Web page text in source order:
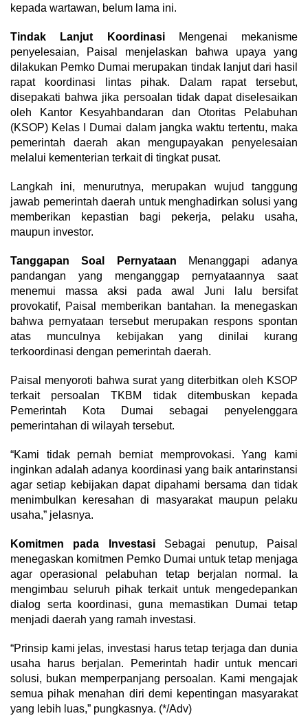
kepada wartawan, belum lama ini.
Tindak Lanjut KoordinasiMengenai mekanisme
penyelesaian, Paisal menjelaskan bahwa upaya yang
dilakukan Pemko Dumai merupakan tindak lanjut dari hasil
rapat koordinasi lintas pihak. Dalam rapat tersebut,
disepakati bahwa jika persoalan tidak dapat diselesaikan
oleh Kantor Kesyahbandaran dan Otoritas Pelabuhan
(KSOP) Kelas I Dumai dalam jangka waktu tertentu, maka
pemerintah daerah akan mengupayakan penyelesaian
melalui kementerian terkait di tingkat pusat.
Langkah ini, menurutnya, merupakan wujud tanggung
jawab pemerintah daerah untuk menghadirkan solusi yang
memberikan kepastian bagi pekerja, pelaku usaha,
maupun investor.
Tanggapan Soal Pernyataan Menanggapi adanya
pandangan yang menganggap pernyataannya saat
menemui massa aksi pada awal Juni lalu bersifat
provokatif, Paisal memberikan bantahan. Ia menegaskan
bahwa pernyataan tersebut merupakan respons spontan
atas munculnya kebijakan yang dinilai kurang
terkoordinasi dengan pemerintah daerah.
Paisal menyoroti bahwa surat yang diterbitkan oleh KSOP
terkait persoalan TKBM tidak ditembuskan kepada
Pemerintah Kota Dumai sebagai penyelenggara
pemerintahan di wilayah tersebut.
“Kami tidak pernah berniat memprovokasi. Yang kami
inginkan adalah adanya koordinasi yang baik antarinstansi
agar setiap kebijakan dapat dipahami bersama dan tidak
menimbulkan keresahan di masyarakat maupun pelaku
usaha,” jelasnya.
Komitmen pada InvestasiSebagai penutup, Paisal
menegaskan komitmen Pemko Dumai untuk tetap menjaga
agar operasional pelabuhan tetap berjalan normal. Ia
mengimbau seluruh pihak terkait untuk mengedepankan
dialog serta koordinasi, guna memastikan Dumai tetap
menjadi daerah yang ramah investasi.
“Prinsip kami jelas, investasi harus tetap terjaga dan dunia
usaha harus berjalan. Pemerintah hadir untuk mencari
solusi, bukan memperpanjang persoalan. Kami mengajak
semua pihak menahan diri demi kepentingan masyarakat
yang lebih luas,” pungkasnya. (*/Adv)